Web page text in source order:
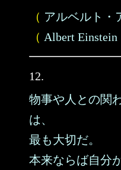
（ アルベルト・
（ Albert Einstein
12.
物事や人との関
は、
最も大切だ。
本来ならば自分